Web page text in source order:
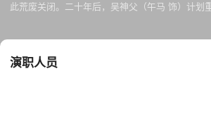
此荒废关闭。二十年后，吴神父（午马 饰）计划重开教
演职人员